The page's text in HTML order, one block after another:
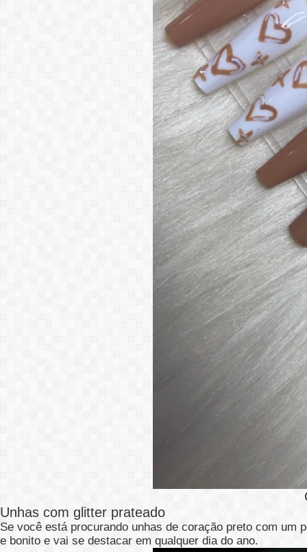
Unhas com glitter prateado
Se você está procurando unhas de coração preto com um
e bonito e vai se destacar em qualquer dia do ano.